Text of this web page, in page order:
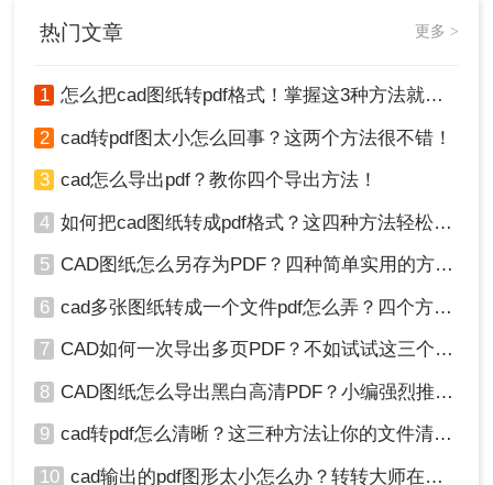
PDF的方法，帮助读者轻松应对这一需求。
热门文章 更多 >
1 怎么把cad图纸转pdf格式！掌握这3种方法就可以
2 cad转pdf图太小怎么回事？这两个方法很不错！
3 cad怎么导出pdf？教你四个导出方法！
4 如何把cad图纸转成pdf格式？这四种方法轻松转换！
5 CAD图纸怎么另存为PDF？四种简单实用的方法推荐
6 cad多张图纸转成一个文件pdf怎么弄？四个方法帮你搞定！
7 CAD如何一次导出多页PDF？不如试试这三个方法！
8 CAD图纸怎么导出黑白高清PDF？小编强烈推荐这三种方法！
9 cad转pdf怎么清晰？这三种方法让你的文件清晰无比！
10 cad输出的pdf图形太小怎么办？转转大师在线搞定